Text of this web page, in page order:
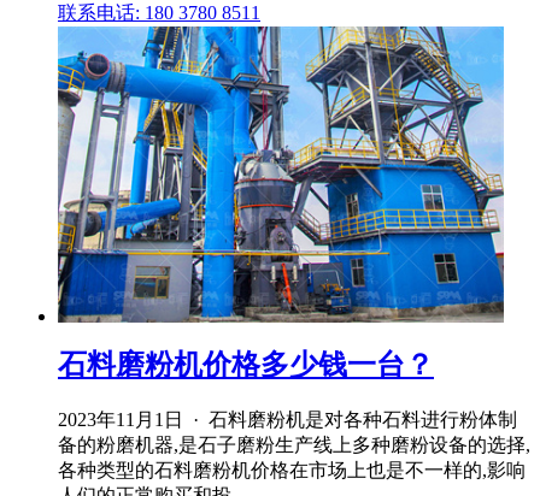
联系电话: 180 3780 8511
石料磨粉机价格多少钱一台？
2023年11月1日 · 石料磨粉机是对各种石料进行粉体制
备的粉磨机器,是石子磨粉生产线上多种磨粉设备的选择,
各种类型的石料磨粉机价格在市场上也是不一样的,影响